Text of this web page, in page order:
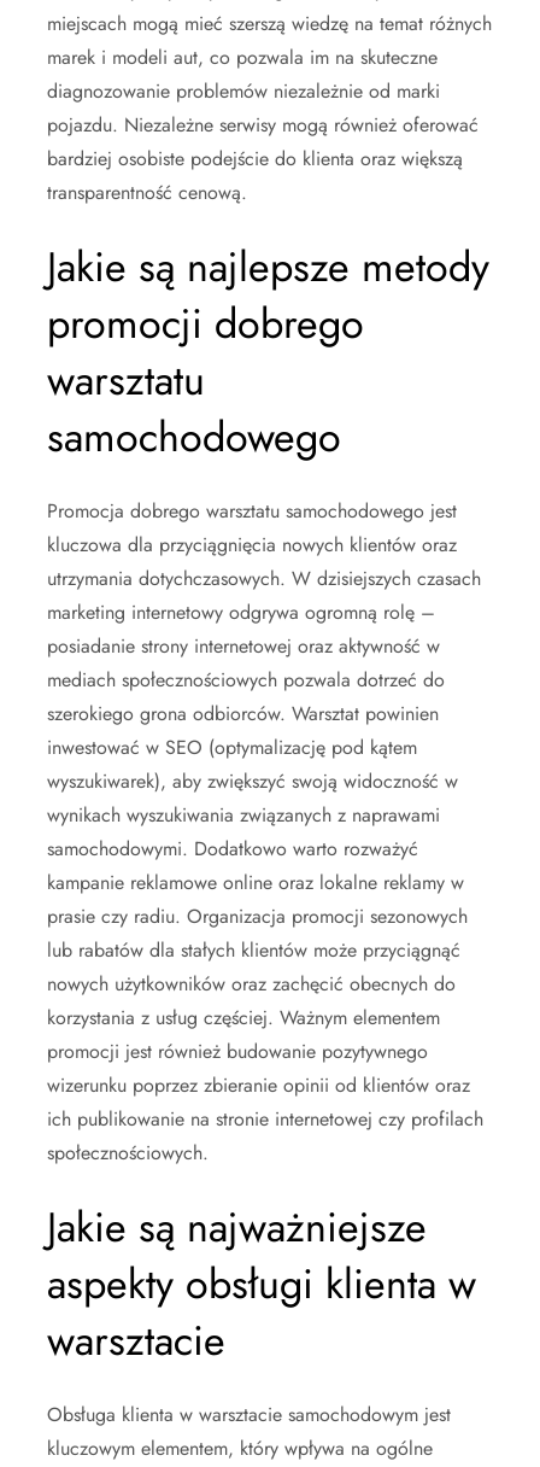
miejscach mogą mieć szerszą wiedzę na temat różnych
marek i modeli aut, co pozwala im na skuteczne
diagnozowanie problemów niezależnie od marki
pojazdu. Niezależne serwisy mogą również oferować
bardziej osobiste podejście do klienta oraz większą
transparentność cenową.
Jakie są najlepsze metody
promocji dobrego
warsztatu
samochodowego
Promocja dobrego warsztatu samochodowego jest
kluczowa dla przyciągnięcia nowych klientów oraz
utrzymania dotychczasowych. W dzisiejszych czasach
marketing internetowy odgrywa ogromną rolę –
posiadanie strony internetowej oraz aktywność w
mediach społecznościowych pozwala dotrzeć do
szerokiego grona odbiorców. Warsztat powinien
inwestować w SEO (optymalizację pod kątem
wyszukiwarek), aby zwiększyć swoją widoczność w
wynikach wyszukiwania związanych z naprawami
samochodowymi. Dodatkowo warto rozważyć
kampanie reklamowe online oraz lokalne reklamy w
prasie czy radiu. Organizacja promocji sezonowych
lub rabatów dla stałych klientów może przyciągnąć
nowych użytkowników oraz zachęcić obecnych do
korzystania z usług częściej. Ważnym elementem
promocji jest również budowanie pozytywnego
wizerunku poprzez zbieranie opinii od klientów oraz
ich publikowanie na stronie internetowej czy profilach
społecznościowych.
Jakie są najważniejsze
aspekty obsługi klienta w
warsztacie
Obsługa klienta w warsztacie samochodowym jest
kluczowym elementem, który wpływa na ogólne